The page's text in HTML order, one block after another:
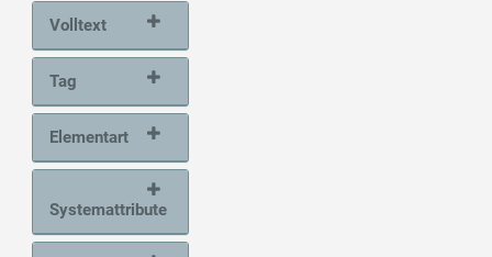
Volltext
Tag
Elementart
Systemattribute